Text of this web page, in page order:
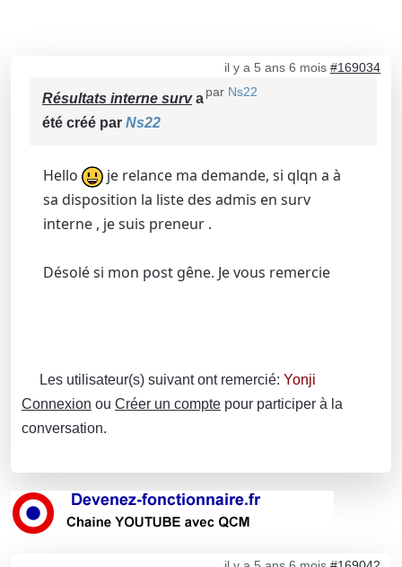
il y a 5 ans 6 mois #169034
par Ns22
Résultats interne surva
été créé par Ns22
Hello
je relance ma demande, si qlqn a à
sa disposition la liste des admis en surv
interne , je suis preneur .
Désolé si mon post gêne. Je vous remercie
Les utilisateur(s) suivant ont remercié: Yonji
Connexion ou Créer un compte pour participer à la
conversation.